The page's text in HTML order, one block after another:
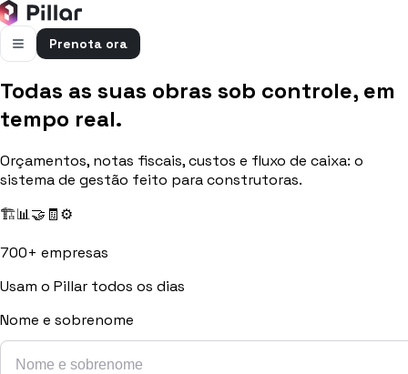
Prenota ora
FUNZIONALITÀ
Pillar AI
Flussi di cassa
Cassa, uscite e previsioni in una vista
Fatturazione
Fatture attive e passive con scadenze
Todas as suas obras sob controle, em
tempo real.
Orçamentos, notas fiscais, custos e fluxo de caixa: o
sistema de gestão feito para construtoras.
🏗️📊🤝 🧾⚙️
700+ empresas
Usam o Pillar todos os dias
Nome e sobrenome